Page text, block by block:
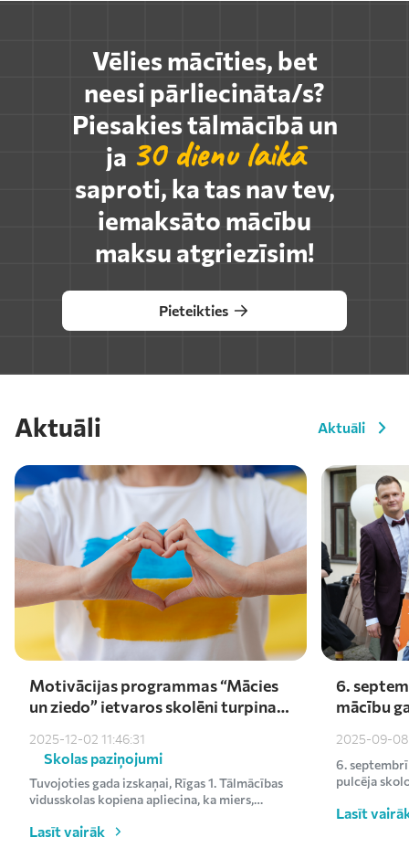
Vēlies mācīties, bet
neesi pārliecināta/s?
Piesakies tālmācībā un
ja 30 dienu laikā
saproti, ka tas nav tev,
iemaksāto mācību
maksu atgriezīsim!
Pieteikties
Aktuāli Aktuāli
Motivācijas programmas “Mācies
un ziedo” ietvaros skolēni turpina
kārtējie €1000
2025-12-02 11:46:31
Skolas paziņojumi
Tuvojoties gada izskaņai, Rīgas 1. Tālmācības
vidusskolas kopiena apliecina, ka miers,
Lasīt vairāk
6.
mācību
2025-09-08
6. septembrī
pulcēja
Lasīt